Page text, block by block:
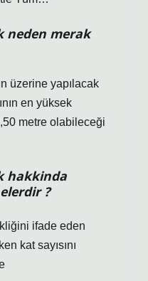
neden merak
üzerine yapılacak
en yüksek
metre olabileceği
hakkinda
?
ifade eden
kat sayısını